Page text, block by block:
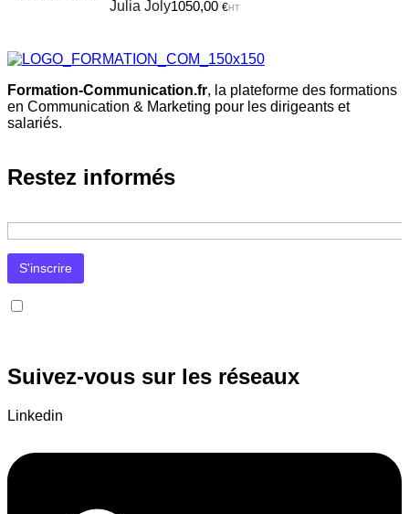
Julia Joly1050,00 €HT
Formation-Communication.fr, la plateforme des formations
en Communication & Marketing pour les dirigeants et
salariés.
Restez informés
Suivez-vous sur les réseaux
Linkedin